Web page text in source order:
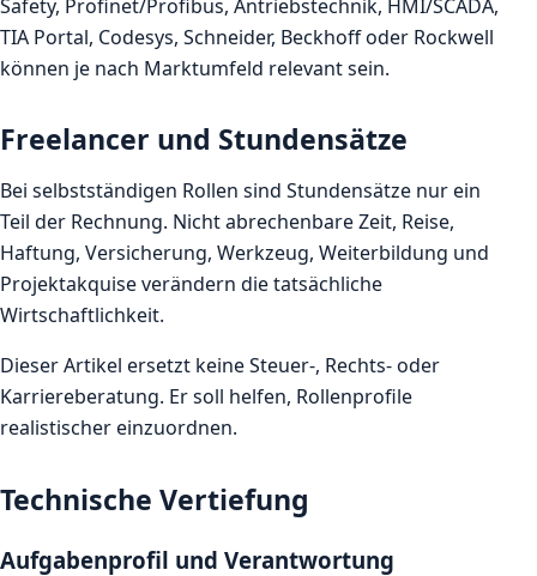
Safety, Profinet/Profibus, Antriebstechnik, HMI/SCADA,
TIA Portal, Codesys, Schneider, Beckhoff oder Rockwell
können je nach Marktumfeld relevant sein.
Freelancer und Stundensätze
Bei selbstständigen Rollen sind Stundensätze nur ein
Teil der Rechnung. Nicht abrechenbare Zeit, Reise,
Haftung, Versicherung, Werkzeug, Weiterbildung und
Projektakquise verändern die tatsächliche
Wirtschaftlichkeit.
Dieser Artikel ersetzt keine Steuer-, Rechts- oder
Karriereberatung. Er soll helfen, Rollenprofile
realistischer einzuordnen.
Technische Vertiefung
Aufgabenprofil und Verantwortung